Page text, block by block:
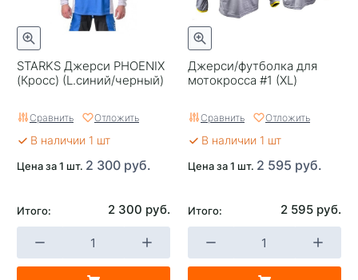
STARKS Джерси PHOENIX
(Кросс) (L.синий/черный)
Сравнить Отложить
В наличии 1 шт
Цена за 1 шт. 2 300 руб.
Итого: 2 300 руб.
Джерси/футболка для
мотокросса #1 (XL)
Сравнить Отложить
В наличии 1 шт
Цена за 1 шт. 2 595 руб.
Итого: 2 595 руб.